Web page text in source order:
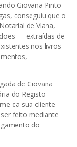
Giovana Pinto
conseguiu que o
de Viana,
— extraídas de
nos livros
de Giovana
do Registo
da sua cliente —
feito mediante
do